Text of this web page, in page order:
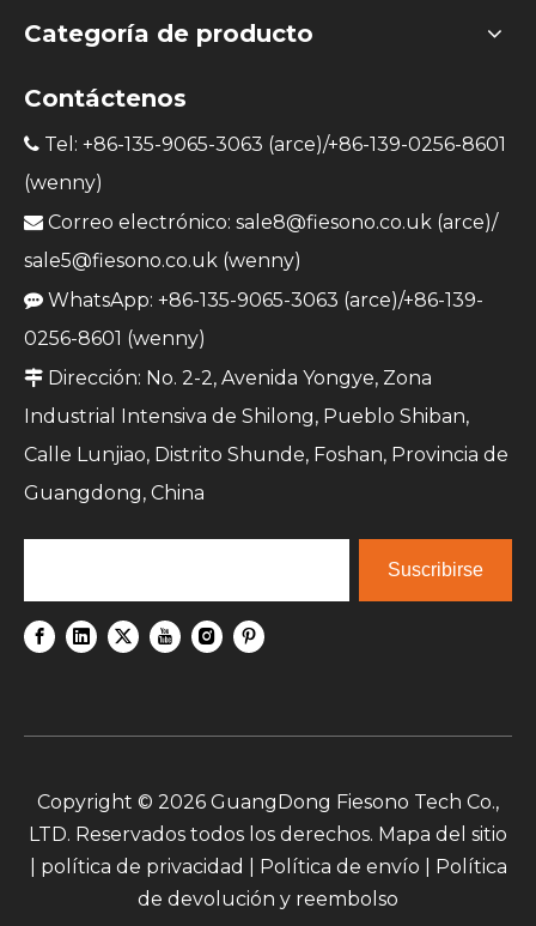
Categoría de producto
Contáctenos
 Tel: +86-135-9065-3063 (arce)/+86-139-0256-8601
(wenny)
 Correo electrónico: sale8@fiesono.co.uk (arce)/
sale5@fiesono.co.uk (wenny)
 WhatsApp: +86-135-9065-3063 (arce)/+86-139-
0256-8601 (wenny)
 Dirección: No. 2-2, Avenida Yongye, Zona
Industrial Intensiva de Shilong, Pueblo Shiban,
Calle Lunjiao, Distrito Shunde, Foshan, Provincia de
Guangdong, China
Suscribirse
Copyright © 2026 GuangDong Fiesono Tech Co.,
LTD. Reservados todos los derechos. Mapa del sitio
política de privacidad Política de envío
Política
de devolución y reembolso